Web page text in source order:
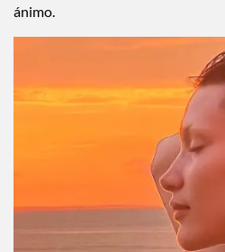
niveles de estrés